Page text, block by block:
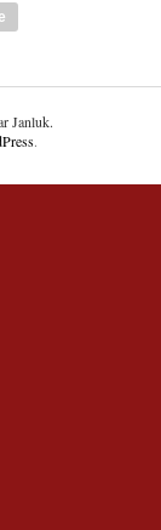
Janluk.
.